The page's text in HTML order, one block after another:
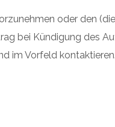
oder den
bei Kündigung des
im Vorfeld